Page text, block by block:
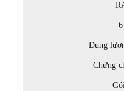
Dung
Chứng